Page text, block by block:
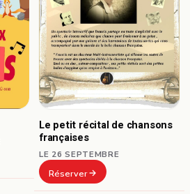
Le petit récital de chansons
françaises
LE 26 SEPTEMBRE
Réserver